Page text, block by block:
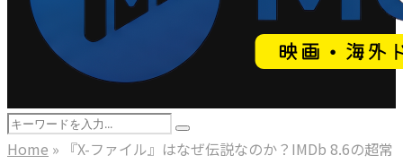
Search
for:
Search
Home » 『X-ファイル』はなぜ伝説なのか？IMDb 8.6の超常